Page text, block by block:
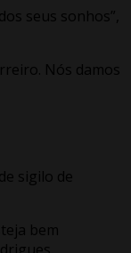
seus sonhos”,
Nós damos
sigilo de
bem